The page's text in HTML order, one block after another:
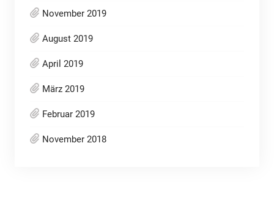
November 2019
August 2019
April 2019
März 2019
Februar 2019
November 2018